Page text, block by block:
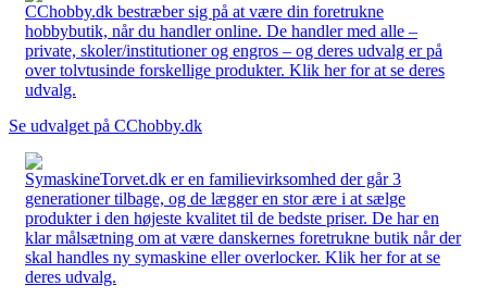
CChobby.dk bestræber sig på at være din foretrukne
hobbybutik, når du handler online. De handler med alle –
private, skoler/institutioner og engros – og deres udvalg er på
over tolvtusinde forskellige produkter. Klik her for at se deres
udvalg.
Se udvalget på CChobby.dk
SymaskineTorvet.dk er en familievirksomhed der går 3
generationer tilbage, og de lægger en stor ære i at sælge
produkter i den højeste kvalitet til de bedste priser. De har en
klar målsætning om at være danskernes foretrukne butik når der
skal handles ny symaskine eller overlocker. Klik her for at se
deres udvalg.